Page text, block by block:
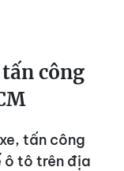
công
tấn công
ô tô trên địa